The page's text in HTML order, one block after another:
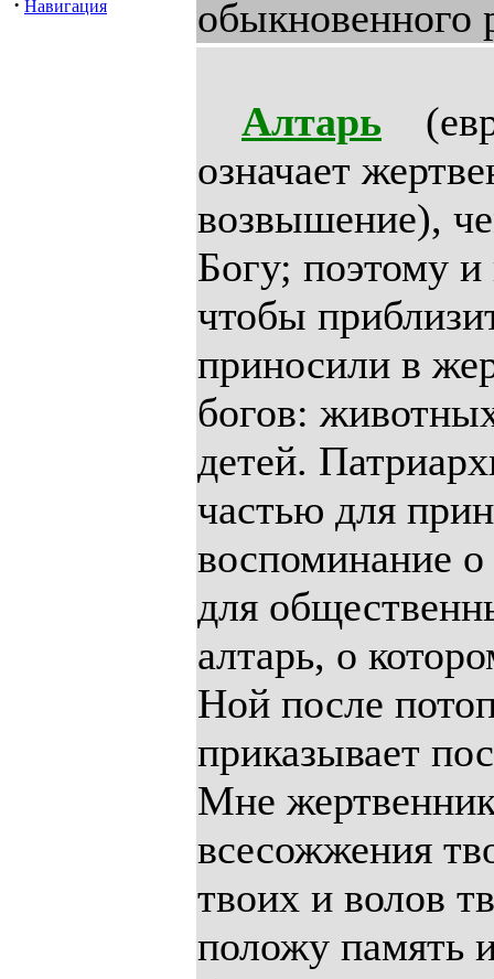
· Навигация
обыкновенного
Алтарь
означает
возвышение),
Богу; поэтому
чтобы
приносили в
богов:
детей.
частью для
воспоминание
для
алтарь, о
Ной после
приказывает
Мне
всесожжения
твоих и волов
положу память